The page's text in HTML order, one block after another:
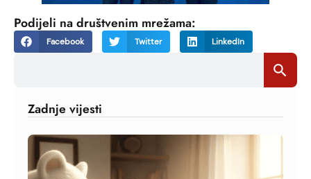
Podijeli na društvenim mrežama:
Facebook Twitter LinkedIn
Search Search
Zadnje vijesti